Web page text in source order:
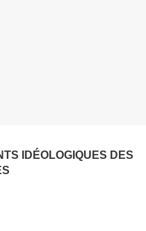
IDÉOLOGIQUES DES